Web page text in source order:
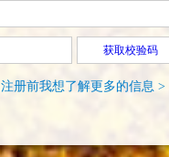
获取校验码
注册前我想了解更多的信息 >